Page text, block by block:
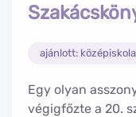
ajánlott: középiskola
Egy olyan
végigfőzte a 20.